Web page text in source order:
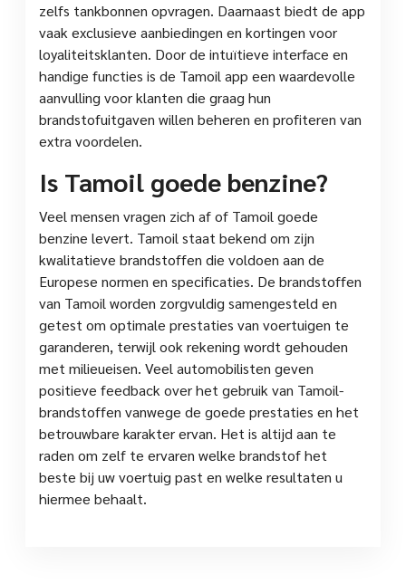
zelfs tankbonnen opvragen. Daarnaast biedt de app
vaak exclusieve aanbiedingen en kortingen voor
loyaliteitsklanten. Door de intuïtieve interface en
handige functies is de Tamoil app een waardevolle
aanvulling voor klanten die graag hun
brandstofuitgaven willen beheren en profiteren van
extra voordelen.
Is Tamoil goede benzine?
Veel mensen vragen zich af of Tamoil goede
benzine levert. Tamoil staat bekend om zijn
kwalitatieve brandstoffen die voldoen aan de
Europese normen en specificaties. De brandstoffen
van Tamoil worden zorgvuldig samengesteld en
getest om optimale prestaties van voertuigen te
garanderen, terwijl ook rekening wordt gehouden
met milieueisen. Veel automobilisten geven
positieve feedback over het gebruik van Tamoil-
brandstoffen vanwege de goede prestaties en het
betrouwbare karakter ervan. Het is altijd aan te
raden om zelf te ervaren welke brandstof het
beste bij uw voertuig past en welke resultaten u
hiermee behaalt.